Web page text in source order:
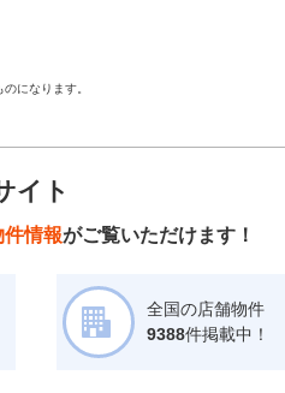
になります。
イト
件情報がご覧いただけます！
全国の店舗物件
9388件掲載中！